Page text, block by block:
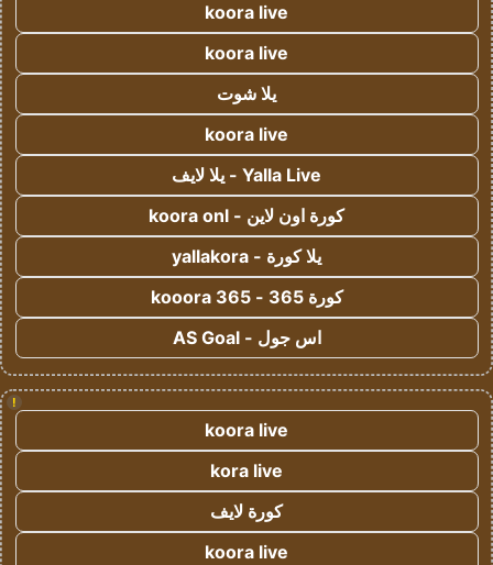
koora live
koora live
يلا شوت
koora live
Yalla Live - يلا لايف
كورة اون لاين - koora onl
يلا كورة - yallakora
كورة 365 - kooora 365
اس جول - AS Goal
!
koora live
kora live
كورة لايف
koora live